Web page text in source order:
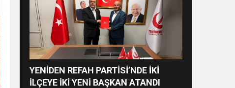
YENİDEN REFAH PARTİSİ’NDE İKİ
İLÇEYE İKİ YENİ BAŞKAN ATANDI